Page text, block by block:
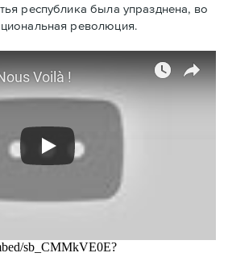
республика была упразднена, во
революция.